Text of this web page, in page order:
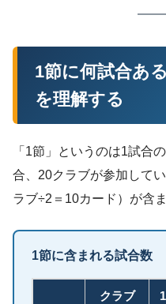
1節に何試合あ
を理解する
「1節」というのは1試合
合、20クラブが参加して
ラブ÷2＝10カード）が含ま
1節に含まれる試合数
クラブ